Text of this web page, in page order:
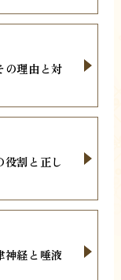
の理由と対
割と正し
神経と唾液